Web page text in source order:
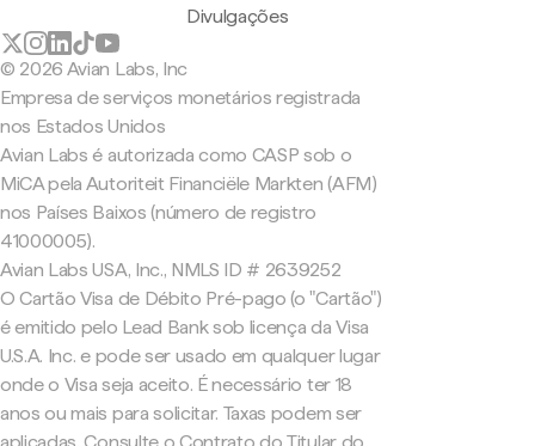
Divulgações
© 2026 Avian Labs, Inc
Empresa de serviços monetários registrada
nos Estados Unidos
Avian Labs é autorizada como CASP sob o
MiCA pela Autoriteit Financiële Markten (AFM)
nos Países Baixos (número de registro
41000005).
Avian Labs USA, Inc., NMLS ID # 2639252
O Cartão Visa de Débito Pré-pago (o "Cartão")
é emitido pelo Lead Bank sob licença da Visa
U.S.A. Inc. e pode ser usado em qualquer lugar
onde o Visa seja aceito. É necessário ter 18
anos ou mais para solicitar. Taxas podem ser